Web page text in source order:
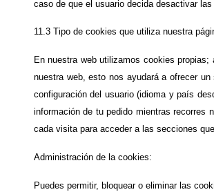
caso de que el usuario decida desactivar
11.3 Tipo de cookies que utiliza nuestra
En nuestra web utilizamos cookies
nuestra web, esto nos ayudará a ofrecer
configuración del usuario (idioma y país
información de tu pedido mientras recorres
cada visita para acceder a las secciones
Administración de la cookies:
Puedes permitir, bloquear o eliminar las